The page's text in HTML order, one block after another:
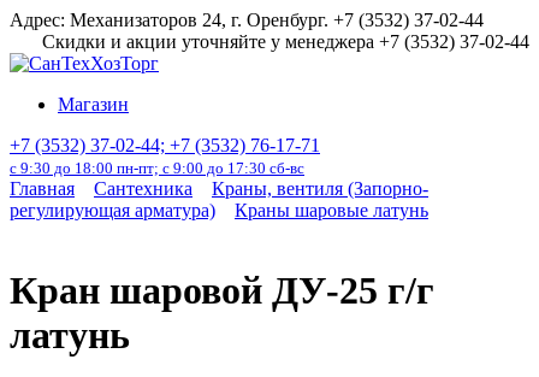
Перейти
содержанию
Адрес: Механизаторов 24, г. Оренбург. +7 (3532) 37-02-44
Скидки и акции уточняйте у менеджера +7 (3532) 37-02-44
Магазин
+7 (3532) 37-02-44; +7 (3532) 76-17-71
с 9:30 до 18:00 пн-пт; с 9:00 до 17:30 сб-вс
Главная Сантехника
Краны, вентиля (Запорно-
регулирующая арматура)
Краны шаровые латунь
Кран шаровой ДУ-25 г/г
латунь